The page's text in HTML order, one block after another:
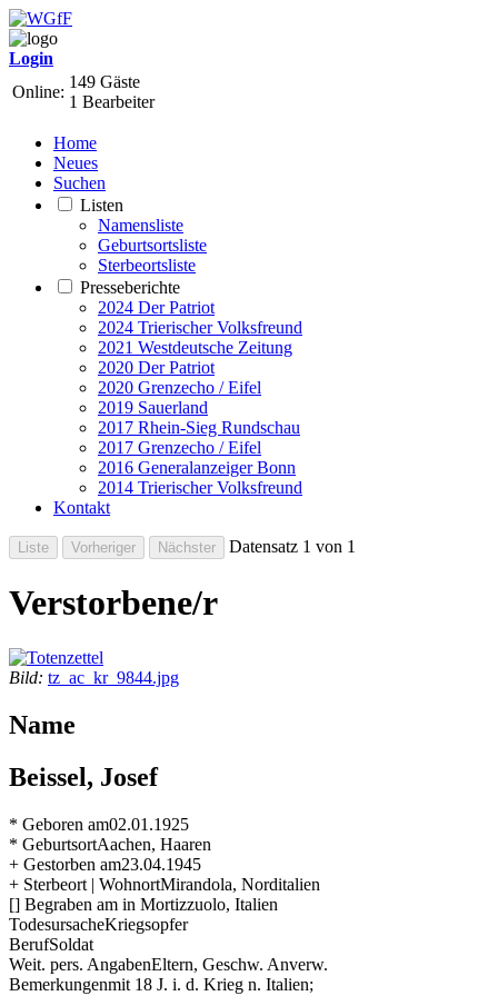
Login
Online:
149 Gäste
1 Bearbeiter
Home
Neues
Suchen
Listen
Namensliste
Geburtsortsliste
Sterbeortsliste
Presseberichte
2024 Der Patriot
2024 Trierischer Volksfreund
2021 Westdeutsche Zeitung
2020 Der Patriot
2020 Grenzecho / Eifel
2019 Sauerland
2017 Rhein-Sieg Rundschau
2017 Grenzecho / Eifel
2016 Generalanzeiger Bonn
2014 Trierischer Volksfreund
Kontakt
Datensatz 1 von 1
Verstorbene/r
Bild: tz_ac_kr_9844.jpg
Name
Beissel, Josef
* Geboren am02.01.1925
* GeburtsortAachen, Haaren
+ Gestorben am23.04.1945
+ Sterbeort | WohnortMirandola, Norditalien
[] Begraben am in Mortizzuolo, Italien
TodesursacheKriegsopfer
BerufSoldat
Weit. pers. AngabenEltern, Geschw. Anverw.
Bemerkungenmit 18 J. i. d. Krieg n. Italien;